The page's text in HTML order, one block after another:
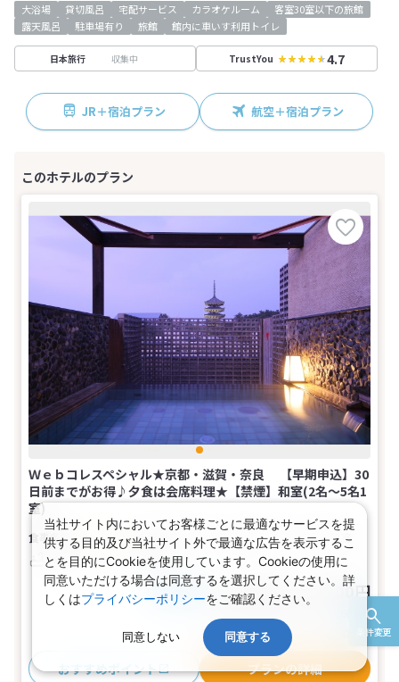
条件変更
大浴場 貸切風呂 宅配サービス カラオケルーム
客室30室以下の旅館
露天風呂
駐車場有り 旅館 館内に車いす利用トイレ
日本旅行 収集中 TrustYou 4.7
JR＋宿泊プラン 航空＋宿泊プラン
Ｗｅｂコレスペシャル★京都・滋賀・奈良 【早期申込】30
日前までがお得♪夕食は会席料理★【禁煙】和室(2名～5名1
室)
夕・朝食付き 【広さ】10畳 2～5名
和室
バス
トイレ 禁煙
おとな1名 税込25,400～33,800円
円
(おとな2名 こども0名・1部屋/1泊2日)
おすすめポイント プランの詳細
当社サイト内においてお客様ごとに最適なサービスを提
供する目的及び当社サイト外で最適な広告を表示するこ
とを目的にCookieを使用しています。Cookieの使用に
同意いただける場合は同意するを選択してください。詳
しくはプライバシーポリシーをご確認ください。
同意しない 同意する